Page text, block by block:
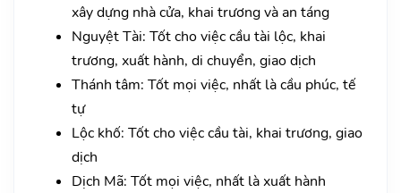
xây dựng nhà cửa, khai trương và an táng
Nguyệt Tài: Tốt cho việc cầu tài lộc, khai
trương, xuất hành, di chuyển, giao dịch
Thánh tâm: Tốt mọi việc, nhất là cầu phúc, tế
tự
Lộc khố: Tốt cho việc cầu tài, khai trương, giao
dịch
Dịch Mã: Tốt mọi việc, nhất là xuất hành